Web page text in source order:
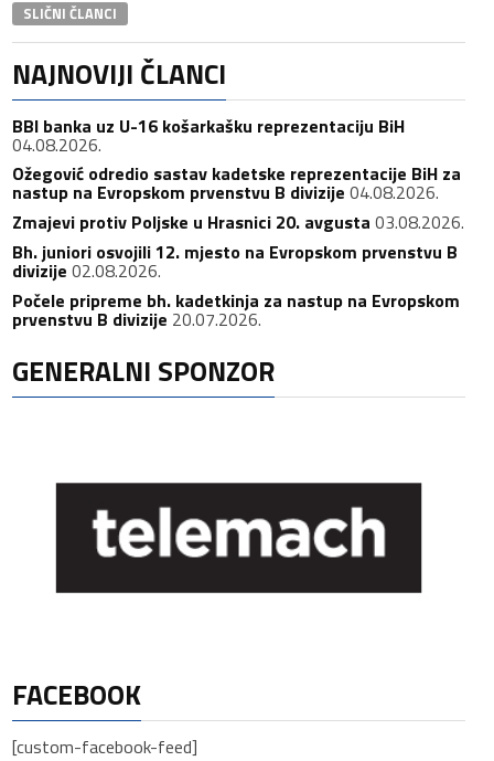
SLIČNI ČLANCI
NAJNOVIJI ČLANCI
BBI banka uz U-16 košarkašku reprezentaciju BiH
04.08.2026.
Ožegović odredio sastav kadetske reprezentacije BiH za
nastup na Evropskom prvenstvu B divizije 04.08.2026.
Zmajevi protiv Poljske u Hrasnici 20. avgusta 03.08.2026.
Bh. juniori osvojili 12. mjesto na Evropskom prvenstvu B
divizije 02.08.2026.
Počele pripreme bh. kadetkinja za nastup na Evropskom
prvenstvu B divizije 20.07.2026.
GENERALNI SPONZOR
FACEBOOK
[custom-facebook-feed]